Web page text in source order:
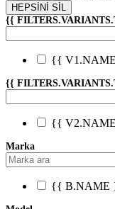
HEPSİNİ SİL
{{
{{
{{
{{
Marka
{{ B.NAME